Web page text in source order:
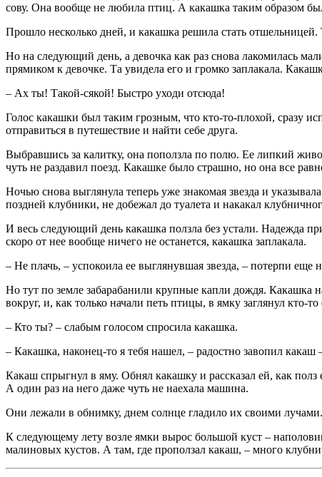
сову. Она вообще не любила птиц. А какашка таким образом
Прошло несколько дней, и какашка решила стать
Но на следующий день, а девочка как раз снова лакомилась
прямиком к девочке. Та увидела его и громко заплакала.
– Ах ты! Такой-сякой! Быстро уходи отсюда!
Голос какашки был таким грозным, что кто-то-плохой, сразу
отправиться в путешествие и найти себе друга.
Выбравшись за калитку, она поползла по полю. Ее липкий
чуть не раздавил поезд. Какашке было страшно, но она все
Ночью снова выглянула теперь уже знакомая звезда и
поздней клубники, не добежал до туалета и накакал
И весь следующий день какашка ползла без устали. Надежда
скоро от нее вообще ничего не останется, какашка заплакала.
– Не плачь, – успокоила ее выглянувшая звезда, – потерпи еще
Но тут по земле забарабанили крупные капли дождя. Какашка
вокруг, и, как только начали петь птицы, в ямку заглянул кто-
– Кто ты? – слабым голосом спросила какашка.
– Какашка, наконец-то я тебя нашел, – радостно завопил какаш
Какаш спрыгнул в яму. Обнял какашку и рассказал ей, как
А один раз на него даже чуть не наехала машина.
Они лежали в обнимку, днем солнце гладило их своими
К следующему лету возле ямки вырос большой куст –
малиновых кустов. А там, где проползал какаш, – много